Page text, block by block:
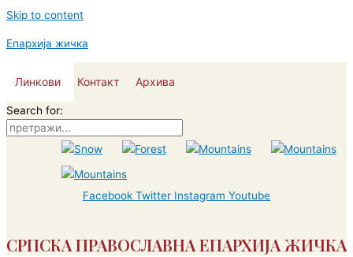
Skip to content
Епархија жичка
Линкови Контакт Архива
Search for:
Facebook Twitter Instagram Youtube
СРПСКА ПРАВОСЛАВНА ЕПАРХИЈА ЖИЧКА